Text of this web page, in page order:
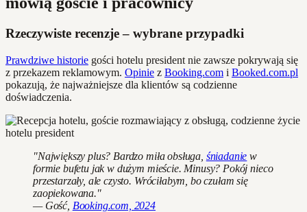
Rzeczywiste recenzje – wybrane przypadki
Prawdziwe historie gości hotelu president nie zawsze pokrywają się
z przekazem reklamowym. Opinie z Booking.com i Booked.com.pl
pokazują, że najważniejsze dla klientów są codzienne
doświadczenia.
"Największy plus? Bardzo miła obsługa, śniadanie w
formie bufetu jak w dużym mieście. Minusy? Pokój nieco
przestarzały, ale czysto. Wróciłabym, bo czułam się
zaopiekowana."
— Gość, Booking.com, 2024